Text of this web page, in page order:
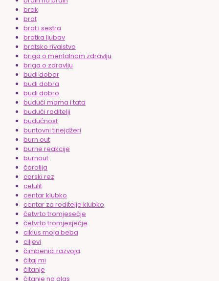
brak
brat
brat i sestra
bratka ljubav
bratsko rivalstvo
briga o mentalnom zdravlju
briga o zdravlju
budi dobar
budi dobra
budi dobro
budući mama i tata
budući roditelji
budućnost
buntovni tinejdžeri
burn out
burne reakcije
burnout
čarolija
carski rez
celulit
centar klubko
centar za roditelje klubko
četvrto tromjesečje
četvrto tromjesječje
ciklus moja beba
ciljevi
čimbenici razvoja
čitaj mi
čitanje
čitanje na glas